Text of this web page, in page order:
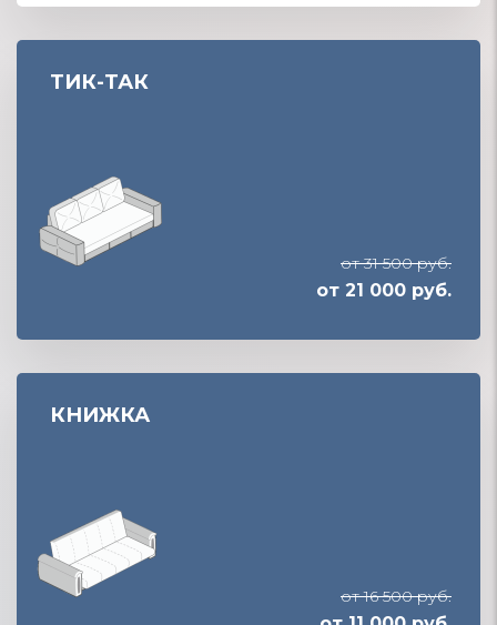
ТИК-ТАК
от 31 500 руб.
от 21 000 руб.
КНИЖКА
от 16 500 руб.